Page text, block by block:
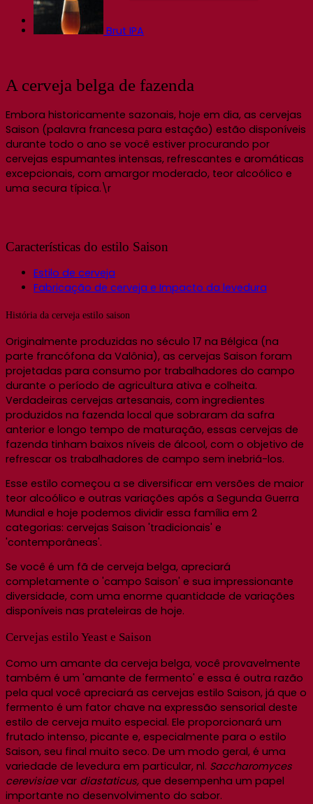
Contact
Brut IPA
A cerveja belga de fazenda
Embora historicamente sazonais, hoje em dia, as cervejas
Saison (palavra francesa para estação) estão disponíveis
durante todo o ano se você estiver procurando por
cervejas espumantes intensas, refrescantes e aromáticas
excepcionais, com amargor moderado, teor alcoólico e
uma secura típica.\r
Características do estilo Saison
Estilo de cerveja
Fabricação de cerveja e Impacto da levedura
História da cerveja estilo saison
Originalmente produzidas no século 17 na Bélgica (na
parte francófona da Valônia), as cervejas Saison foram
projetadas para consumo por trabalhadores do campo
durante o período de agricultura ativa e colheita.
Verdadeiras cervejas artesanais, com ingredientes
produzidos na fazenda local que sobraram da safra
anterior e longo tempo de maturação, essas cervejas de
fazenda tinham baixos níveis de álcool, com o objetivo de
refrescar os trabalhadores de campo sem inebriá-los.
Esse estilo começou a se diversificar em versões de maior
teor alcoólico e outras variações após a Segunda Guerra
Mundial e hoje podemos dividir essa família em 2
categorias: cervejas Saison 'tradicionais' e
'contemporâneas'.
Se você é um fã de cerveja belga, apreciará
completamente o 'campo Saison' e sua impressionante
diversidade, com uma enorme quantidade de variações
disponíveis nas prateleiras de hoje.
Cervejas estilo Yeast e Saison
Como um amante da cerveja belga, você provavelmente
também é um 'amante de fermento' e essa é outra razão
pela qual você apreciará as cervejas estilo Saison, já que o
fermento é um fator chave na expressão sensorial deste
estilo de cerveja muito especial. Ele proporcionará um
frutado intenso, picante e, especialmente para o estilo
Saison, seu final muito seco. De um modo geral, é uma
variedade de levedura em particular, nl. Saccharomyces
cerevisiaevar diastaticus, que desempenha um papel
importante no desenvolvimento do sabor.